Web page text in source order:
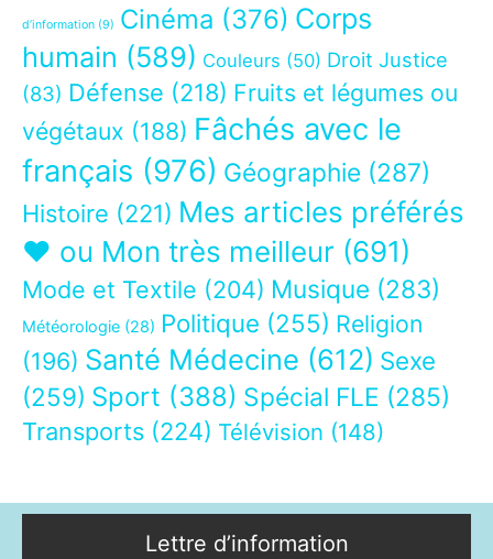
d’information (9) Cinéma (376) Corps
humain (589) Couleurs (50) Droit Justice
(83) Défense (218) Fruits et légumes ou
végétaux (188) Fâchés avec le
français (976) Géographie (287)
Histoire (221) Mes articles préférés
❤ ou Mon très meilleur (691)
Mode et Textile (204) Musique (283)
Météorologie (28) Politique (255) Religion
(196) Santé Médecine (612) Sexe
(259) Sport (388) Spécial FLE (285)
Transports (224) Télévision (148)
Lettre d’information